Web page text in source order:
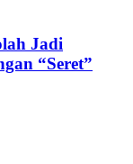
Jadi
“Seret”